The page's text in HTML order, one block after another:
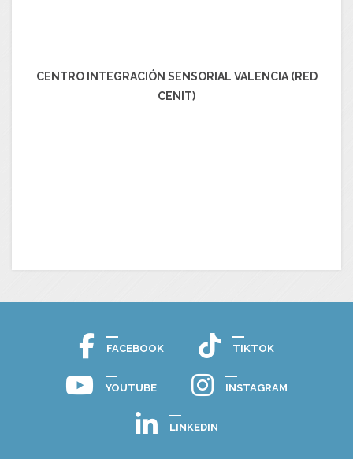
CENTRO INTEGRACIÓN SENSORIAL VALENCIA (RED
CENIT)
FACEBOOK TIKTOK
YOUTUBE INSTAGRAM
LINKEDIN